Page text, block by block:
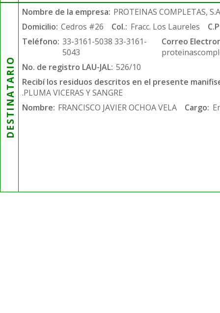
DESTINATARIO
Nombre de la empresa: PROTEINAS COMPLETAS,
Domicilio: Cedros #26 Col.: Fracc. Los Laureles
Teléfono: 33-3161-5038 33-3161-
5043
Correo
No. de registro LAU-JAL: 526/10
Recibí los residuos descritos en el presente
.PLUMA VICERAS Y SANGRE
Nombre: FRANCISCO JAVIER OCHOA VELA Cargo: